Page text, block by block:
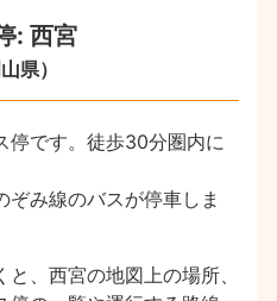
: 西宮
県）
停です。徒歩30分圏内に
み線のバスが停車しま
、西宮の地図上の場所、